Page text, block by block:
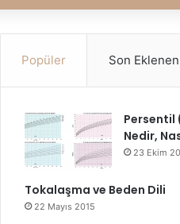
Popüler Son Eklenen
Persentil
Nedir,
23 Ekim
Tokalaşma ve Beden Dili
22 Mayıs 2015